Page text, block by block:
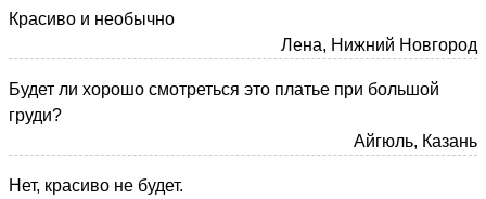
Красиво и необычно
Лена, Нижний Новгород
Будет ли хорошо смотреться это платье при большой
груди?
Айгюль, Казань
Нет, красиво не будет.